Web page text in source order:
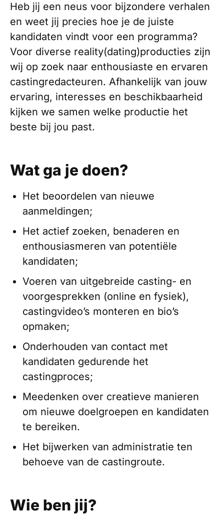
Heb jij een neus voor bijzondere verhalen
en weet jij precies hoe je de juiste
kandidaten vindt voor een programma?
Voor diverse reality(dating)producties zijn
wij op zoek naar enthousiaste en ervaren
castingredacteuren. Afhankelijk van jouw
ervaring, interesses en beschikbaarheid
kijken we samen welke productie het
beste bij jou past.
Wat ga je doen?
Het beoordelen van nieuwe
aanmeldingen;
Het actief zoeken, benaderen en
enthousiasmeren van potentiële
kandidaten;
Voeren van uitgebreide casting- en
voorgesprekken (online en fysiek),
castingvideo’s monteren en bio’s
opmaken;
Onderhouden van contact met
kandidaten gedurende het
castingproces;
Meedenken over creatieve manieren
om nieuwe doelgroepen en kandidaten
te bereiken.
Het bijwerken van administratie ten
behoeve van de castingroute.
Wie ben jij?